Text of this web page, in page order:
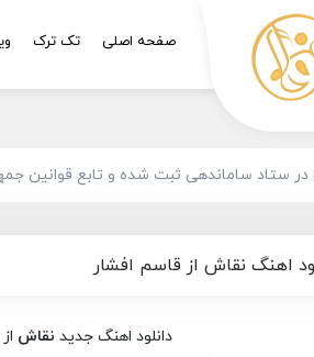
صفحه اصلی تک ترک
ستاد ساماندهی ثبت شده و تابع قوانین
اهنگ نقاش از قاسم افشار
دانلود اهنگ جدید نقاش از